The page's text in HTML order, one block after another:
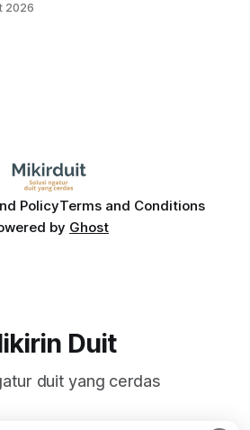
2026
PolicyTerms and Conditions
by Ghost
Duit
duit yang cerdas